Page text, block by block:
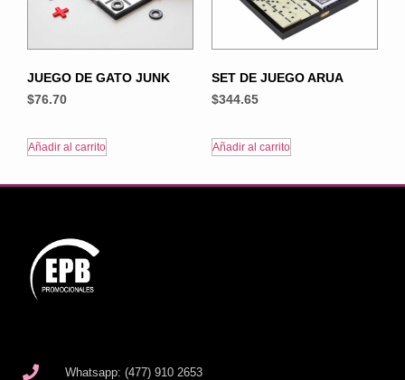
JUEGO DE GATO JUNK
$76.70
Añadir al carrito
SET DE JUEGO ARUA
$344.65
Añadir al carrito
Whatsapp: (477) 910 2653